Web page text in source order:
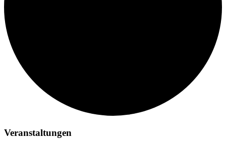
Veranstaltungen